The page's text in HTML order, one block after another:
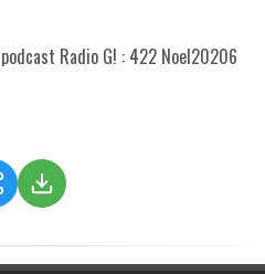
Radio G! : 422 Noel20206